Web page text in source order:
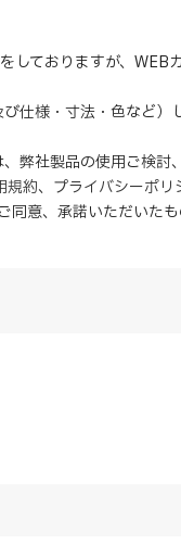
ておりますが、
仕様・寸法・色など
社製品の使用ご検討
規約、 プライバシーポリ
意、 承諾いただいたも